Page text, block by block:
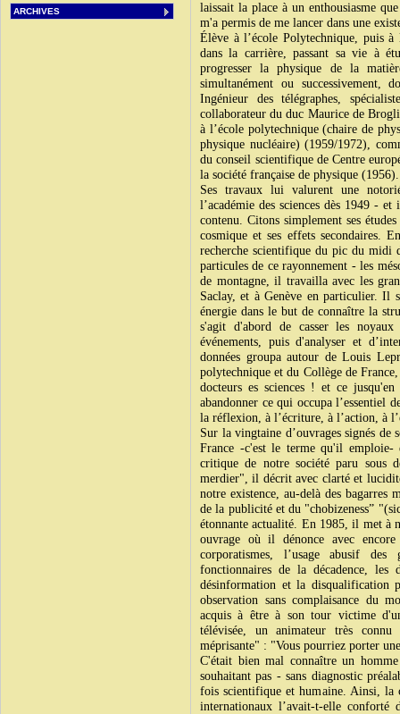
ARCHIVES
laissait la place à un enthousiasme
m'a permis de me lancer dans une
Élève à l’école Polytechnique, puis
dans la carrière, passant sa vie à
progresser la physique de la
simultanément ou
Ingénieur des télégraphes,
collaborateur du duc Maurice de
à l’école polytechnique (chaire de
physique nucléaire) (1959/1972),
du conseil scientifique de Centre
la société française de physique
Ses travaux lui valurent une
l’académie des sciences dès 1949 -
contenu. Citons simplement ses
cosmique et ses effets secondaires.
recherche scientifique du pic du midi
particules de ce rayonnement - les
de montagne, il travailla avec les
Saclay, et à Genève en particulier. Il
énergie dans le but de connaître la
s'agit d'abord de casser les noyaux
événements, puis d'analyser et
données groupa autour de Louis
polytechnique et du Collège de
docteurs es sciences ! et ce
abandonner ce qui occupa l’essentiel
la réflexion, à l’écriture, à l’action, à
Sur la vingtaine d’ouvrages signés de
France -c'est le terme qu'il
critique de notre société paru sous
merdier", il décrit avec clarté et
notre existence, au-delà des bagarres
de la publicité et du "chobizeness”
étonnante actualité. En 1985, il met à
ouvrage où il dénonce avec
corporatismes, l’usage abusif
fonctionnaires de la décadence,
désinformation et la disqualification
observation sans complaisance du
acquis à être à son tour victime
télévisée, un animateur très
méprisante" : "Vous pourriez porter
C'était bien mal connaître un
souhaitant pas - sans diagnostic
fois scientifique et humaine. Ainsi, la
internationaux l’avait-t-elle conforté